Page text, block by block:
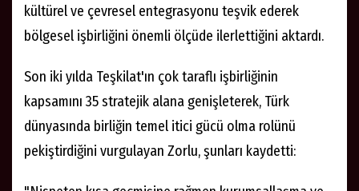
potansiyel taşımaktadır."
KKTC'nin gözlemci üye olarak
kabul edilmesi
Zorlu, Türk Devletleri Teşkilatı'nın üye devletler